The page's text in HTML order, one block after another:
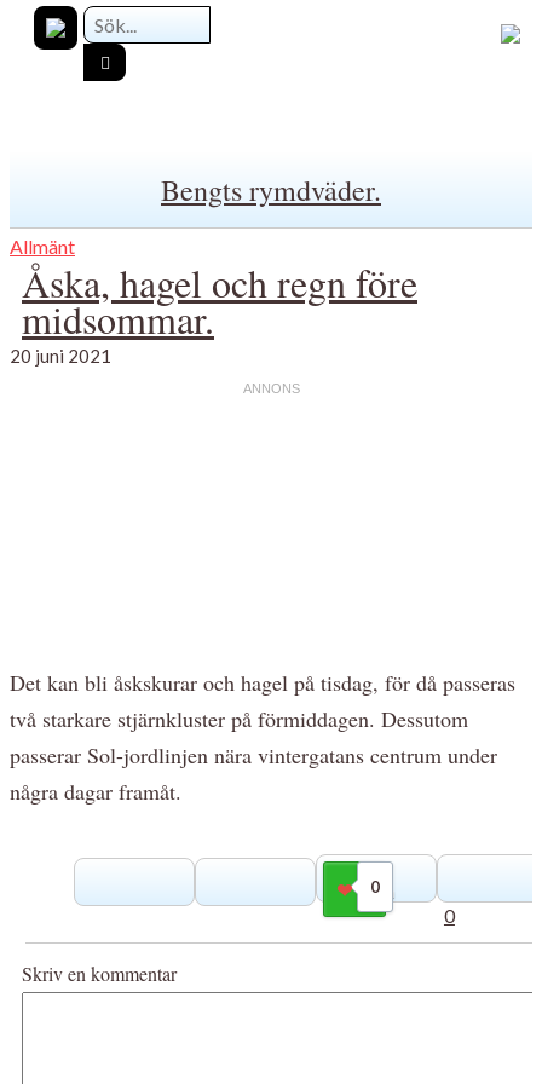
Bengts rymdväder.
Allmänt
Åska, hagel och regn före
midsommar.
20 juni 2021
Det kan bli åskskurar och hagel på tisdag, för då passeras
två starkare stjärnkluster på förmiddagen. Dessutom
passerar Sol-jordlinjen nära vintergatans centrum under
några dagar framåt.
0
Gilla
0
Skriv en kommentar